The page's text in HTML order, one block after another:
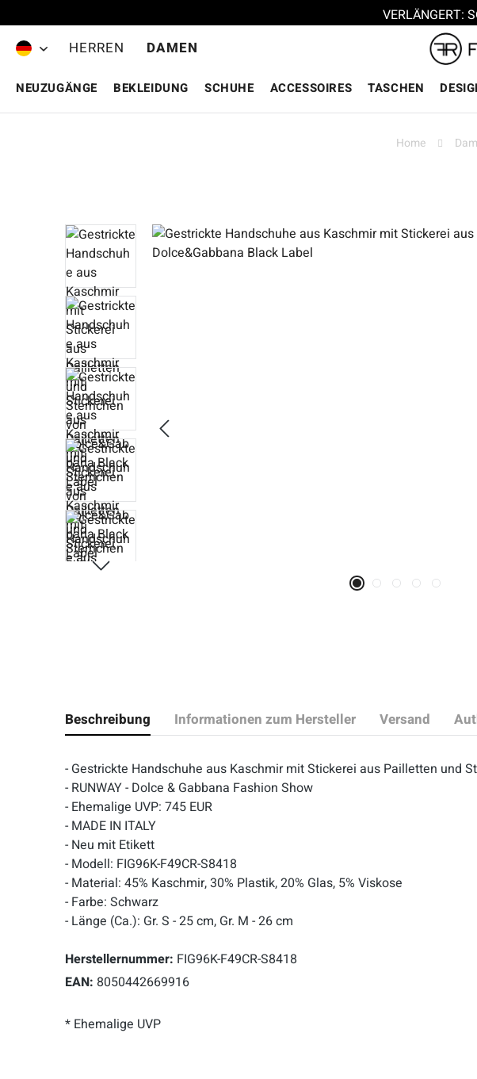
VERLÄNGERT:
HERREN DAMEN
NEUZUGÄNGE BEKLEIDUNG SCHUHE ACCESSOIRES TASCHEN
Home
Bildergalerie überspringen
Beschreibung Informationen zum Hersteller Versand
- Gestrickte Handschuhe aus Kaschmir mit Stickerei aus Pailletten und
- RUNWAY - Dolce & Gabbana Fashion Show
- Ehemalige UVP: 745 EUR
- MADE IN ITALY
- Neu mit Etikett
- Modell: FIG96K-F49CR-S8418
- Material: 45% Kaschmir, 30% Plastik, 20% Glas, 5% Viskose
- Farbe: Schwarz
- Länge (Ca.): Gr. S - 25 cm, Gr. M - 26 cm
Herstellernummer: FIG96K-F49CR-S8418
EAN: 8050442669916
* Ehemalige UVP